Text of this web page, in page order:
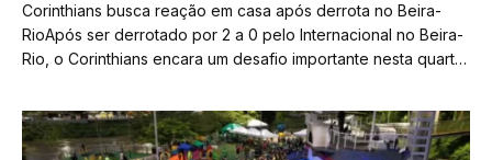
Corinthians busca reação em casa após derrota no Beira-
RioApós ser derrotado por 2 a 0 pelo Internacional no Beira-
Rio, o Corinthians encara um desafio importante nesta quarta-
Copa do Brasil,…